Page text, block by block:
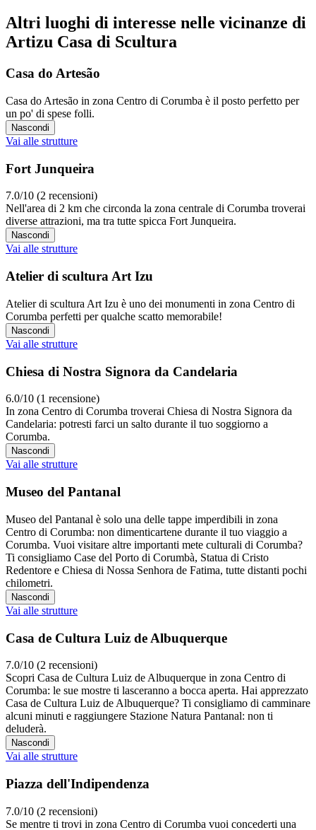
Altri luoghi di interesse nelle vicinanze di
Artizu Casa di Scultura
Casa do Artesão
Casa do Artesão in zona Centro di Corumba è il posto perfetto per
un po' di spese folli.
Nascondi
Vai alle strutture
Fort Junqueira
7.0/10 (2 recensioni)
Nell'area di 2 km che circonda la zona centrale di Corumba troverai
diverse attrazioni, ma tra tutte spicca Fort Junqueira.
Nascondi
Vai alle strutture
Atelier di scultura Art Izu
Atelier di scultura Art Izu è uno dei monumenti in zona Centro di
Corumba perfetti per qualche scatto memorabile!
Nascondi
Vai alle strutture
Chiesa di Nostra Signora da Candelaria
6.0/10 (1 recensione)
In zona Centro di Corumba troverai Chiesa di Nostra Signora da
Candelaria: potresti farci un salto durante il tuo soggiorno a
Corumba.
Nascondi
Vai alle strutture
Museo del Pantanal
Museo del Pantanal è solo una delle tappe imperdibili in zona
Centro di Corumba: non dimenticartene durante il tuo viaggio a
Corumba. Vuoi visitare altre importanti mete culturali di Corumba?
Ti consigliamo Case del Porto di Corumbà, Statua di Cristo
Redentore e Chiesa di Nossa Senhora de Fatima, tutte distanti pochi
chilometri.
Nascondi
Vai alle strutture
Casa de Cultura Luiz de Albuquerque
7.0/10 (2 recensioni)
Scopri Casa de Cultura Luiz de Albuquerque in zona Centro di
Corumba: le sue mostre ti lasceranno a bocca aperta. Hai apprezzato
Casa de Cultura Luiz de Albuquerque? Ti consigliamo di camminare
alcuni minuti e raggiungere Stazione Natura Pantanal: non ti
deluderà.
Nascondi
Vai alle strutture
Piazza dell'Indipendenza
7.0/10 (2 recensioni)
Se mentre ti trovi in zona Centro di Corumba vuoi concederti una